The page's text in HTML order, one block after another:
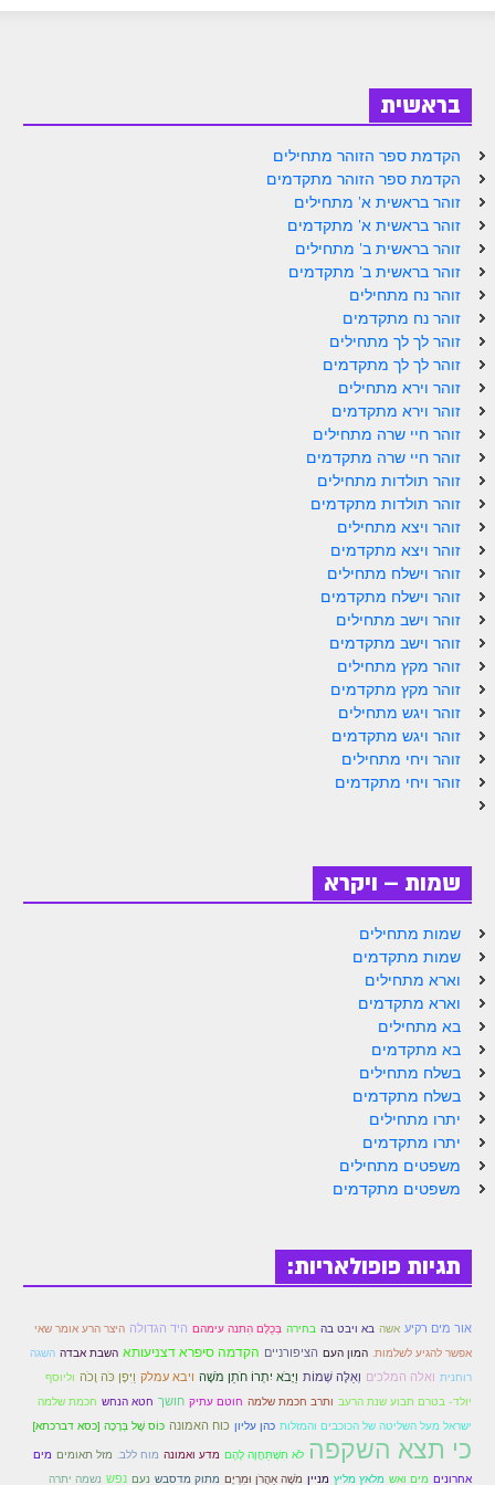
בראשית
הקדמת ספר הזוהר מתחילים
הקדמת ספר הזוהר מתקדמים
זוהר בראשית א' מתחילים
זוהר בראשית א' מתקדמים
זוהר בראשית ב' מתחילים
זוהר בראשית ב' מתקדמים
זוהר נח מתחילים
זוהר נח מתקדמים
זוהר לך לך מתחילים
זוהר לך לך מתקדמים
זוהר וירא מתחילים
זוהר וירא מתקדמים
זוהר חיי שרה מתחילים
זוהר חיי שרה מתקדמים
זוהר תולדות מתחילים
זוהר תולדות מתקדמים
זוהר ויצא מתחילים
זוהר ויצא מתקדמים
זוהר וישלח מתחילים
זוהר וישלח מתקדמים
זוהר וישב מתחילים
זוהר וישב מתקדמים
זוהר מקץ מתחילים
זוהר מקץ מתקדמים
זוהר ויגש מתחילים
זוהר ויגש מתקדמים
זוהר ויחי מתחילים
זוהר ויחי מתקדמים
שמות – ויקרא
שמות מתחילים
שמות מתקדמים
וארא מתחילים
וארא מתקדמים
בא מתחילים
בא מתקדמים
בשלח מתחילים
בשלח מתקדמים
יתרו מתחילים
יתרו מתקדמים
משפטים מתחילים
משפטים מתקדמים
תגיות פופולאריות:
אור מים רקיע אשה בא ויבט בה בחירה בְּכֻלָּם הִתנה עימהם היד הגדולה היצר הרע אומר שאי
אפשר להגיע לשלמות. המון העם הציפורניים הקדמה סיפרא דצניעותא השבת אבדה השגה
רוחנית ואלה המלכים וְאֵלֶּה שְׁמוֹת וַיָּבֹא יִתְרוֹ חֹתֵן מֹשֶׁה ויבא עמלק וַיִּפֶן כֹּה וָכֹה וליוסף
יולד- בטרם תבוע שנת הרעב ותרב חכמת שלמה חוטם עתיק חושך חטא הנחש חכמת שלמה
ישראל מעל השליטה של הכוכבים והמזלות כהן עליון כוח האמונה כּוֹס שֶׁל בְּרָכָה [כסא דברכתא]
כי תצא השקפה לֹא תִשְׁתַּחֲוֶה לָהֶם מדע ואמונה מוח ללב. מזל תאומים מים
אחרונים מים ואש מלאץ מליץ מניין מֹשֶׁה אַהֲרֹן וּמִרְיָם מתוק מדסבש נעם נפש נשמה יתרה